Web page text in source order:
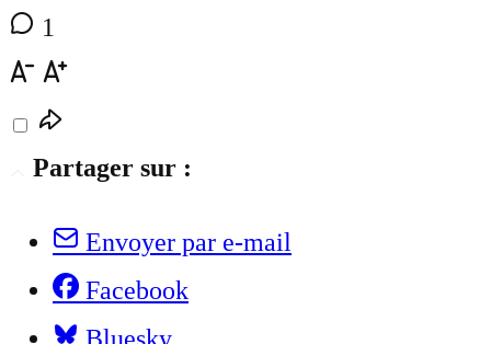
1
Partager sur :
Envoyer par e-mail
Facebook